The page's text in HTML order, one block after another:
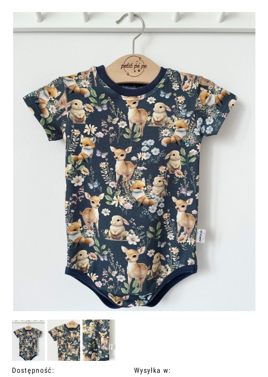
Dostępność:
Wysyłka w: